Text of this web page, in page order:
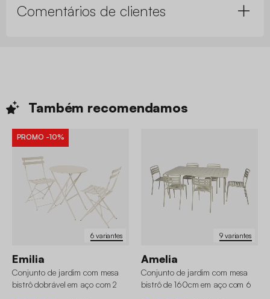
Comentários de clientes
Também recomendamos
6 variantes
PROMO -10%
Emilia
Conjunto de jardim com mesa
bistrô dobrável em aço com 2
9 variantes
Amelia
Conjunto de jardim com mesa
bistrô de 160cm em aço com 6